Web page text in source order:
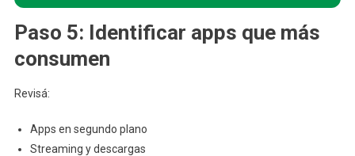
Paso 5: Identificar apps que más
consumen
Revisá:
Apps en segundo plano
Streaming y descargas